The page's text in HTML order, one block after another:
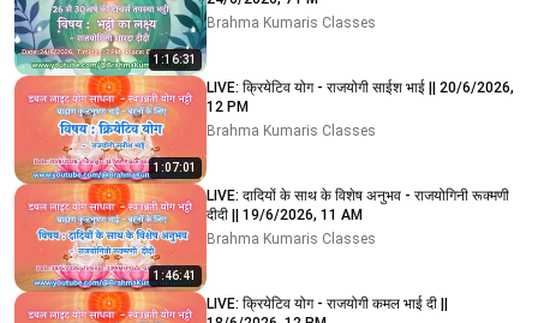
1:16:31
Brahma Kumaris Classes
1:07:01
LIVE: क्रियेटिव योग - राजयोगी साईश भाई || 20/6/2026,
12 PM
Brahma Kumaris Classes
1:46:41
LIVE: दादियों के साथ के विशेष अनुभव - राजयोगिनी रूक्मणी
दीदी || 19/6/2026, 11 AM
Brahma Kumaris Classes
LIVE: क्रियेटिव योग - राजयोगी कमल भाई दी ||